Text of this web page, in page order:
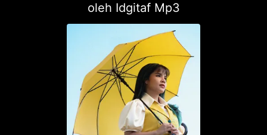
oleh Idgitaf Mp3